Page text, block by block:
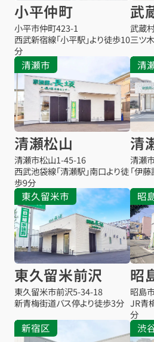
小平仲町
小平市仲町423-1
西武新宿線「小平駅」より徒歩10
分
武
武蔵
三ツ
清瀬市
清瀬松山
清瀬市松山1-45-16
西武池袋線「清瀬駅」南口より徒
歩9分
清
清
清瀬
「伊
東久留米市
東久留米前沢
東久留米市前沢5-34-18
新青梅街道バス停より徒歩3分
昭
昭
昭島
JR青
分
新宿区 渋